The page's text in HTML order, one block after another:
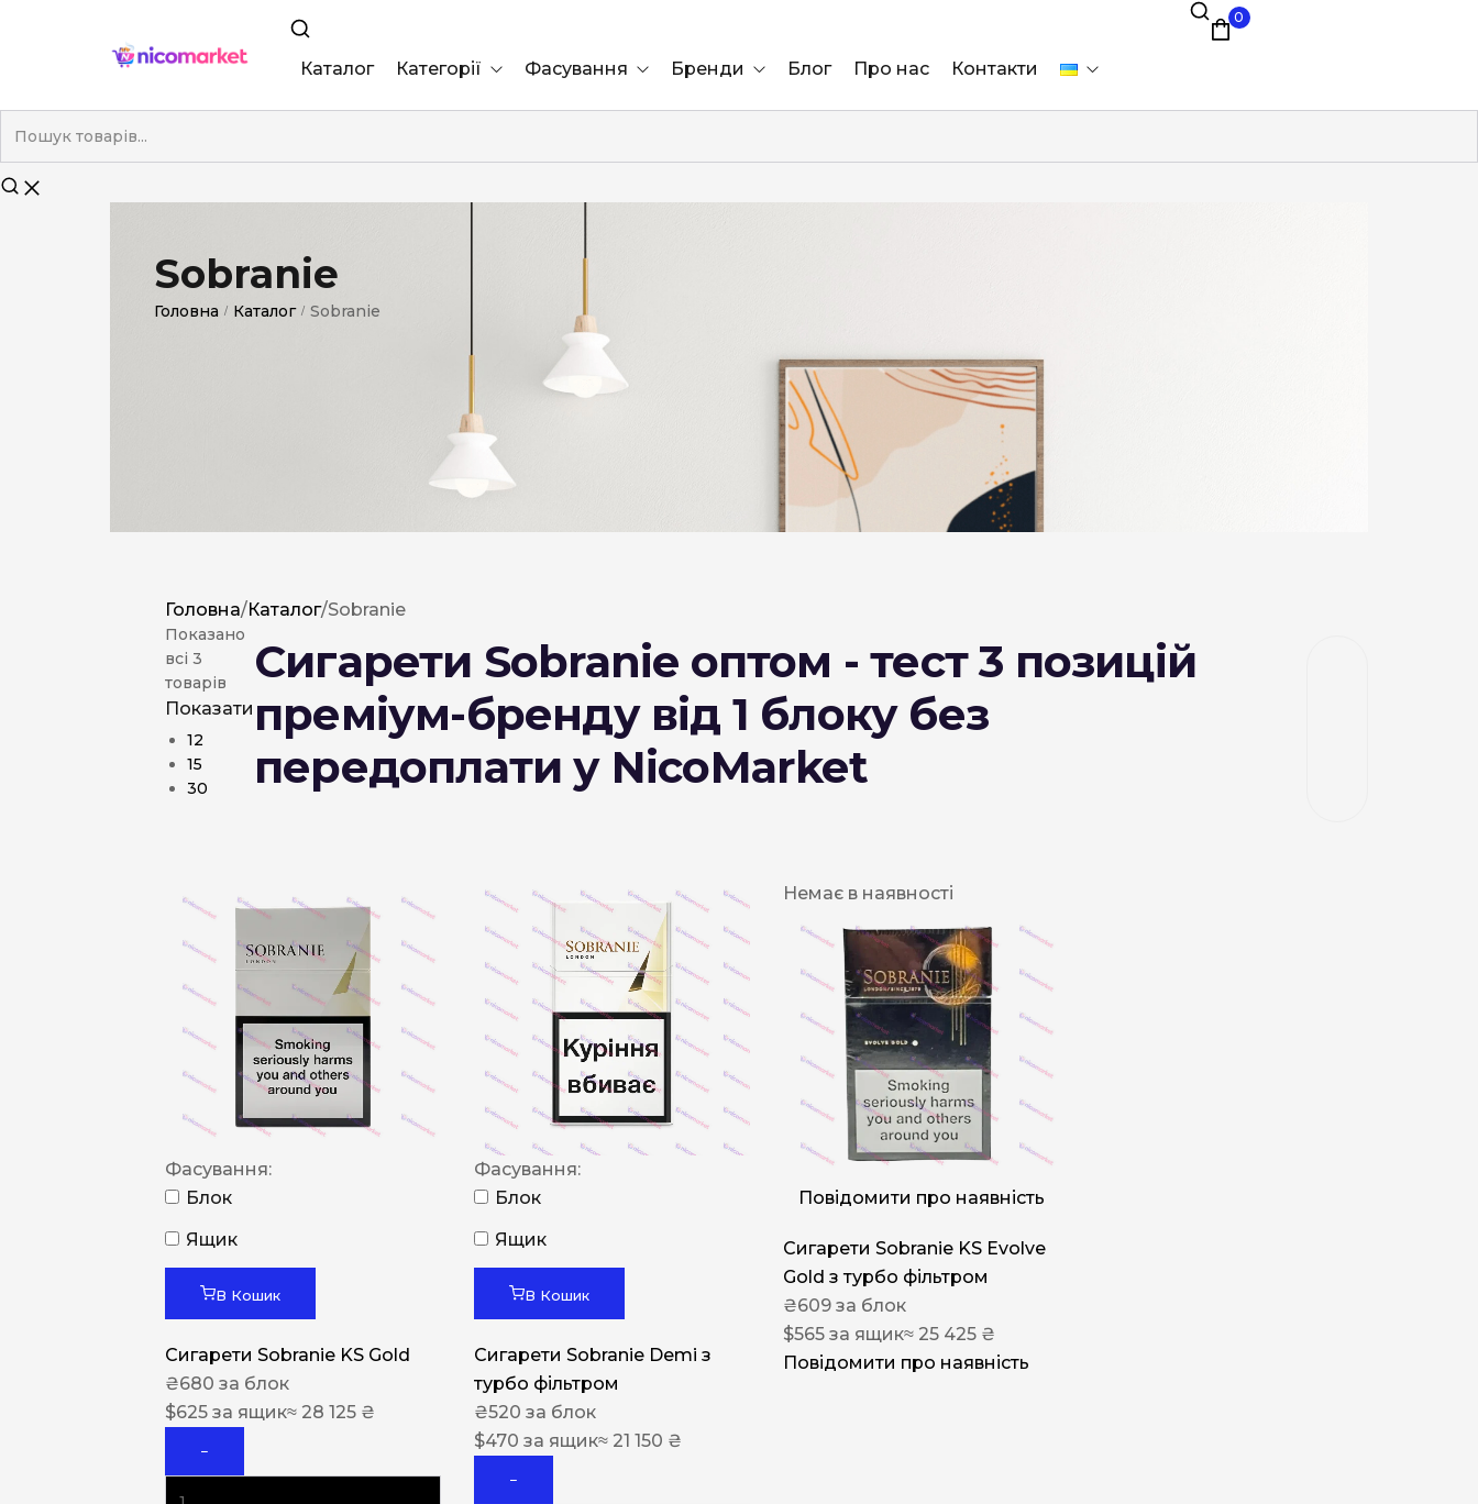
Каталог Категорії
Без фільтра
Смакові (капсула)
Фасування Бренди
DESERT
Kent
Прилуки
Winston
BOND
Lucky Strike
Прима
Rothmans
Camel
Monte Carlo
Sobranie
Ritm
Frida
Marvel
Блог Про нас Контакти
0
Sobranie
Головна / Каталог / Sobranie
Головна/Каталог/Sobranie
Показано
всі 3
товарів
Показати
12
15
30
Сигарети Sobranie оптом - тест 3 позицій
преміум-бренду від 1 блоку без
передоплати у NicoMarket
Фасування:
Блок
Ящик
В Кошик
Сигарети Sobranie KS Gold
₴680 за блок
$625 за ящик≈ 28 125 ₴
−
Фасування:
Блок
Ящик
В Кошик
Сигарети Sobranie Demi з
турбо фільтром
₴520 за блок
$470 за ящик≈ 21 150 ₴
−
Немає в наявності
Повідомити про наявність
Сигарети Sobranie KS Evolve
Gold з турбо фільтром
₴609 за блок
$565 за ящик≈ 25 425 ₴
Повідомити про наявність